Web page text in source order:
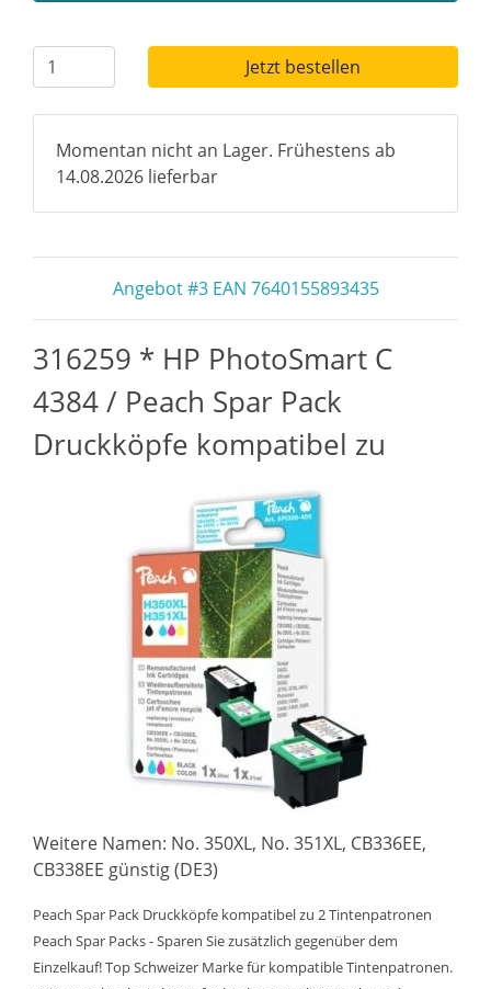
Jetzt bestellen
Momentan nicht an Lager. Frühestens ab
14.08.2026 lieferbar
Angebot #3 EAN 7640155893435
316259 * HP PhotoSmart C
4384 / Peach Spar Pack
Druckköpfe kompatibel zu
Weitere Namen: No. 350XL, No. 351XL, CB336EE,
CB338EE günstig (DE3)
Peach Spar Pack Druckköpfe kompatibel zu 2 Tintenpatronen
Peach Spar Packs - Sparen Sie zusätzlich gegenüber dem
Einzelkauf! Top Schweizer Marke für kompatible Tintenpatronen.